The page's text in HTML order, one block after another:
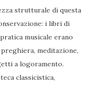
strutturale di questa
i libri di
musicale erano
meditazione,
a logoramento.
classicistica,